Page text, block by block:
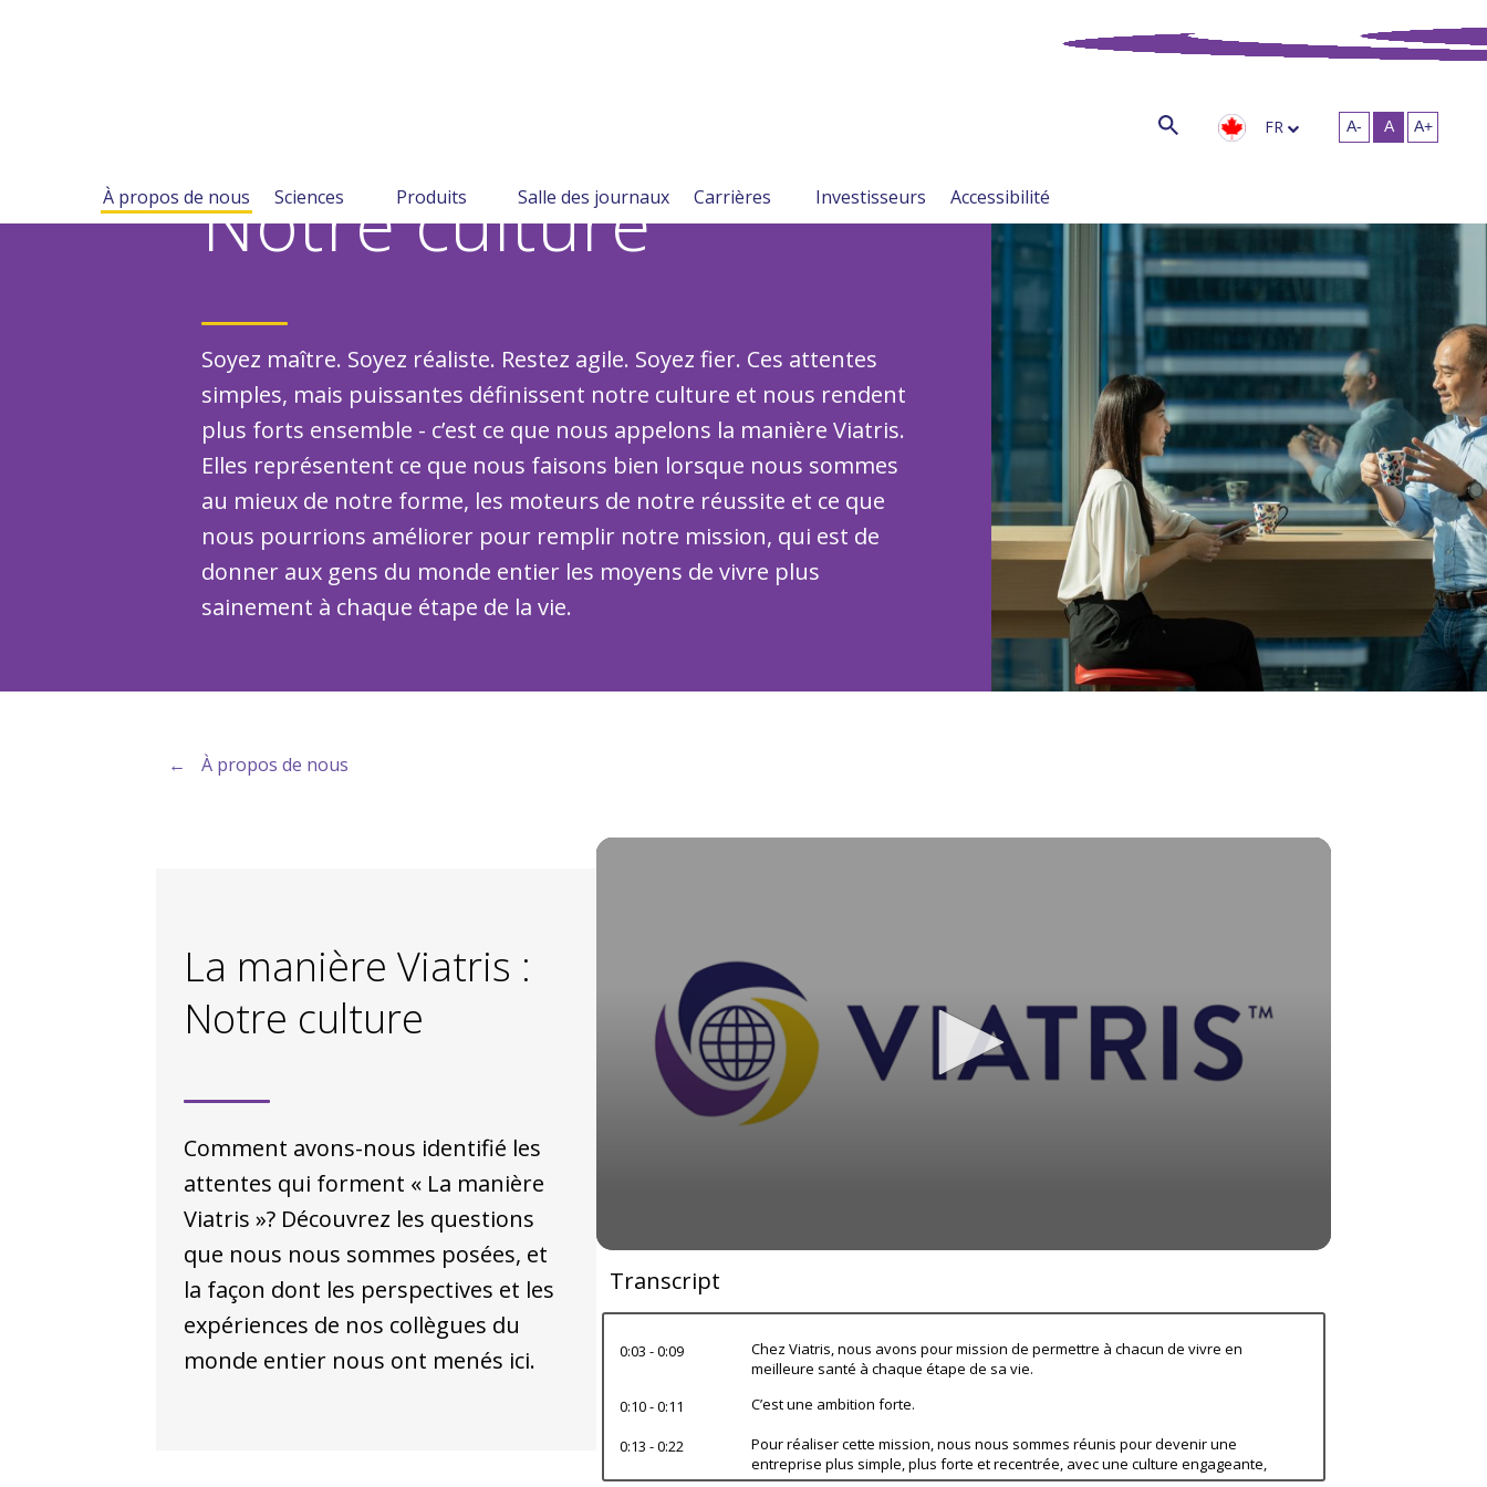
FR
À propos de nous Sciences Produits Salle des journaux Carrières Investisseurs Accessibilité
Notre culture
Soyez maître. Soyez réaliste. Restez agile. Soyez fier. Ces attentes
simples, mais puissantes définissent notre culture et nous rendent
plus forts ensemble - c’est ce que nous appelons la manière Viatris.
Elles représentent ce que nous faisons bien lorsque nous sommes
au mieux de notre forme, les moteurs de notre réussite et ce que
nous pourrions améliorer pour remplir notre mission, qui est de
donner aux gens du monde entier les moyens de vivre plus
sainement à chaque étape de la vie.
← À propos de nous
La manière Viatris :
Notre culture
Comment avons-nous identifié les
attentes qui forment « La manière
Viatris »? Découvrez les questions
que nous nous sommes posées, et
la façon dont les perspectives et les
expériences de nos collègues du
monde entier nous ont menés ici.
Video
seconds
0
90%
Transcript
0:03 - 0:09
Chez Viatris, nous avons pour mission de permettre à chacun de vivre en
meilleure santé à chaque étape de sa vie.
0:10 - 0:11
C’est une ambition forte.
0:13 - 0:22
Pour réaliser cette mission, nous nous sommes réunis pour devenir une
entreprise plus simple, plus forte et recentrée, avec une culture engageante,